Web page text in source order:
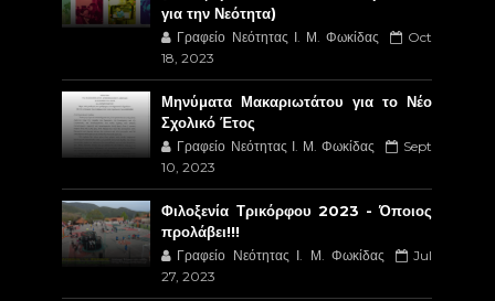
για την Νεότητα)
Γραφείο Νεότητας Ι. Μ. Φωκίδας
Oct
18, 2023
Μηνύματα Μακαριωτάτου για το Νέο
Σχολικό Έτος
Γραφείο Νεότητας Ι. Μ. Φωκίδας
Sept
10, 2023
Φιλοξενία Τρικόρφου 2023 - Όποιος
προλάβει!!!
Γραφείο Νεότητας Ι. Μ. Φωκίδας
Jul
27, 2023